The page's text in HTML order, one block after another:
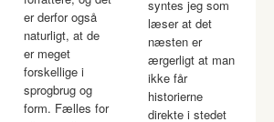
er derfor også
naturligt, at de
er meget
forskellige i
sprogbrug og
form. Fælles for
syntes jeg som
læser at det
næsten er
ærgerligt at man
ikke får
historierne
direkte i stedet